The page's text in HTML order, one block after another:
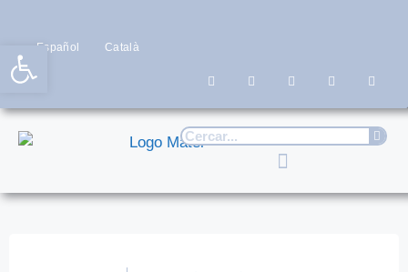
Español Català
Obre la barra d'eines